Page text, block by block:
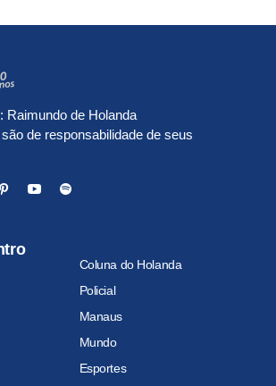
Raimundo de Holanda
de responsabilidade de seus
Coluna do Holanda
Policial
Manaus
Mundo
Esportes